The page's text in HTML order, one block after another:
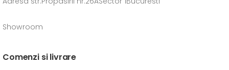
Showroom
Comenzi si livrare